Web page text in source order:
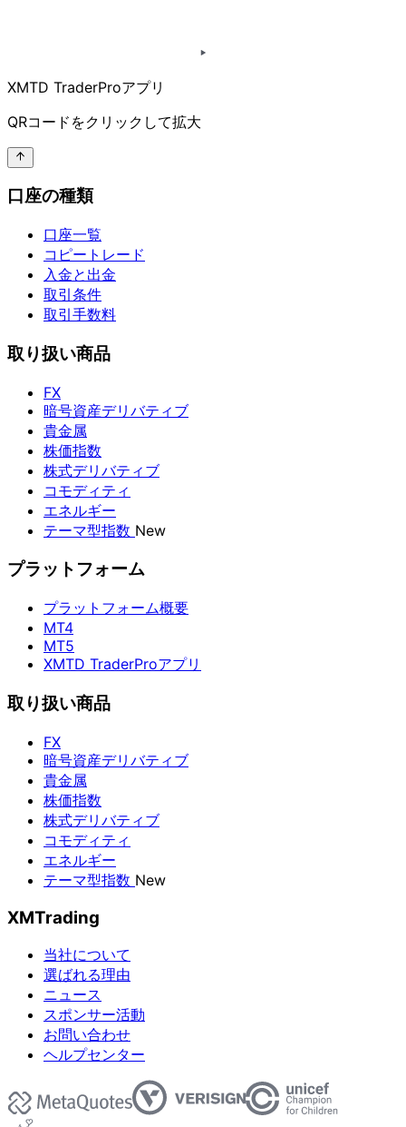
XMTD TraderProアプリ
QRコードをクリックして拡大
口座の種類
口座一覧
コピートレード
入金と出金
取引条件
取引手数料
取り扱い商品
FX
暗号資産デリバティブ
貴金属
株価指数
株式デリバティブ
コモディティ
エネルギー
テーマ型指数 New
プラットフォーム
プラットフォーム概要
MT4
MT5
XMTD TraderProアプリ
取り扱い商品
FX
暗号資産デリバティブ
貴金属
株価指数
株式デリバティブ
コモディティ
エネルギー
テーマ型指数 New
XMTrading
当社について
選ばれる理由
ニュース
スポンサー活動
お問い合わせ
ヘルプセンター